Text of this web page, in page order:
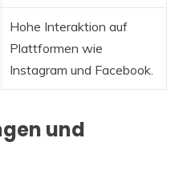
Hohe Interaktion auf
Plattformen wie
Instagram und Facebook.
und